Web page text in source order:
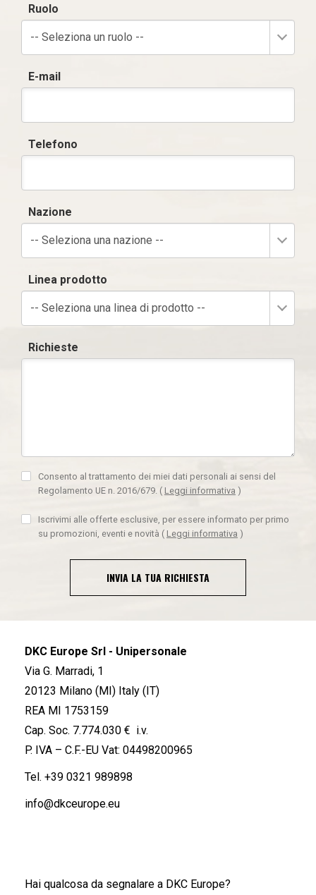
Ruolo
-- Seleziona un ruolo --
E-mail
Telefono
Nazione
-- Seleziona una nazione --
Linea prodotto
-- Seleziona una linea di prodotto --
Richieste
Consento al trattamento dei miei dati personali ai sensi del
Regolamento UE n. 2016/679. ( Leggi informativa )
Iscrivimi alle offerte esclusive, per essere informato per primo
su promozioni, eventi e novità ( Leggi informativa )
INVIA LA TUA RICHIESTA
DKC Europe Srl - Unipersonale
Via G. Marradi, 1
20123 Milano (MI) Italy (IT)
REA MI 1753159
Cap. Soc. 7.774.030 € i.v.
P. IVA – C.F.-EU Vat: 04498200965
Tel. +39 0321 989898
info@dkceurope.eu
Hai qualcosa da segnalare a DKC Europe?